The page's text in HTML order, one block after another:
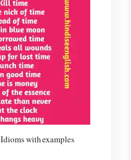
with examples